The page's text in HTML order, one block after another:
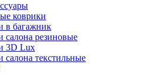
коврики
в багажник
салона резиновые
3D Lux
салона текстильные